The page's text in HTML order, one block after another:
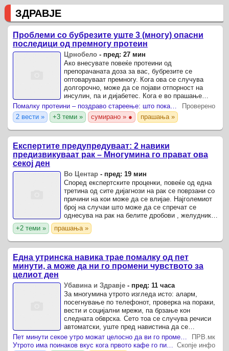
ЗДРАВЈЕ
Проблеми со бубрезите уште 3 (многу) опасни
последици од премногу протеин
Црнобело- пред: 27 мин
Ако внесувате повеќе протеини од
препорачаната доза за вас, бубрезите се
оптоваруваат премногу. Кога ова се случува
долгорочно, може да се појави отпорност на
инсулин, па и дијабетес. Кога е во прашање
фитнес и здрава исхрана, во последно време
најмногу фокус се става на ...
Помалку протеини – поздраво стареење: што покажува новата студија
Проверено
2 вести »
+3 теми » сумирано » ● прашања »
Експертите предупредуваат: 2 навики
предизвикуваат рак – Многумина го прават ова
секој ден
Во Центар- пред: 19 мин
Според експертските проценки, повеќе од една
третина од сите дијагнози на рак се поврзани со
причини на кои може да се влијае. Најголемиот
број на случаи што може да се спречат се
однесува на рак на белите дробови , желудникот
и грлото на матката, што укажува на важноста
на ...
+2 теми » прашања »
Една утринска навика трае помалку од пет
минути, а може да ни го промени чувството за
целиот ден
Убавина и Здравје- пред: 11 часа
За многумина утрото изгледа исто: аларм,
посегнување по телефонот, проверка на пораки,
вести и социјални мрежи, па брзање кон
следната обврска. Сето тоа се случува речиси
автоматски, уште пред навистина да се
разбудиме.
Пет минути секое утро можат целосно да ви го променат денот – психолозите објаснуваат зошто
ПРВ.мк
Утрото има поинаков вкус кога првото кафе го пиете надвор
Скопје инфо